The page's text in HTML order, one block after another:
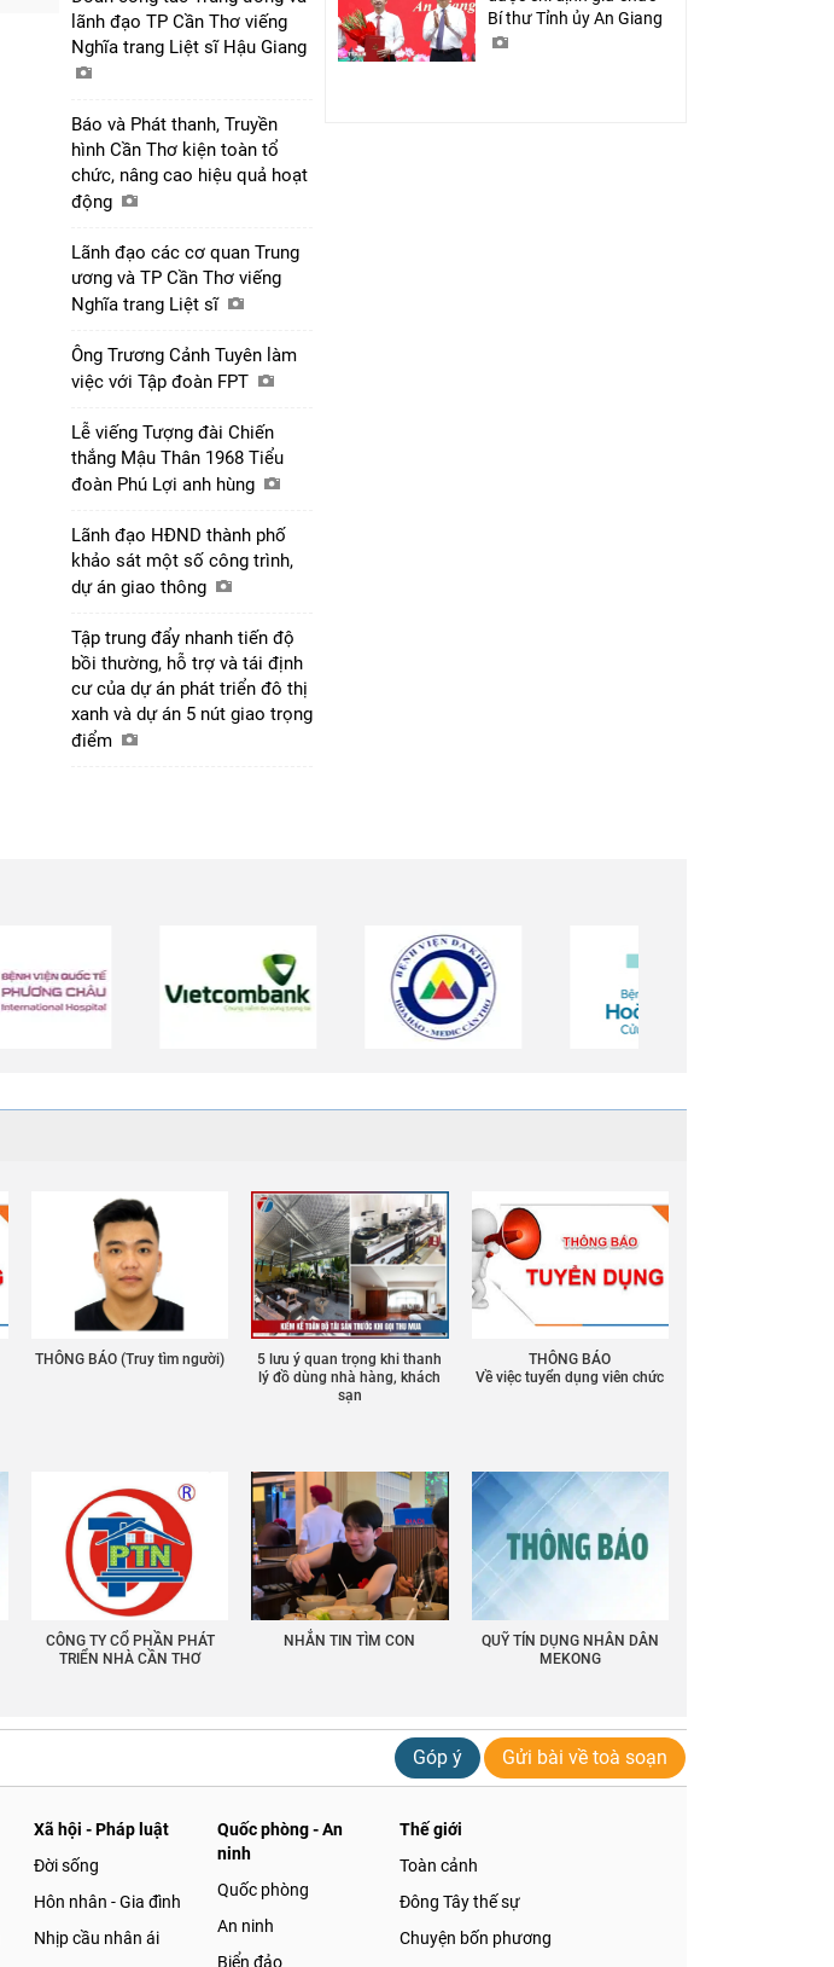
lãnh đạo TP Cần Thơ viếng
Nghĩa trang Liệt sĩ Hậu Giang
Báo và Phát thanh, Truyền
hình Cần Thơ kiện toàn tổ
chức, nâng cao hiệu quả hoạt
động
Lãnh đạo các cơ quan Trung
ương và TP Cần Thơ viếng
Nghĩa trang Liệt sĩ
Ông Trương Cảnh Tuyên làm
việc với Tập đoàn FPT
Lễ viếng Tượng đài Chiến
thắng Mậu Thân 1968 Tiểu
đoàn Phú Lợi anh hùng
Lãnh đạo HĐND thành phố
khảo sát một số công trình,
dự án giao thông
Tập trung đẩy nhanh tiến độ
bồi thường, hỗ trợ và tái định
cư của dự án phát triển đô thị
xanh và dự án 5 nút giao trọng
điểm
Bí thư Tỉnh ủy An Giang
THÔNG BÁO (Truy tìm người)
5 lưu ý quan trọng khi thanh
lý đồ dùng nhà hàng, khách
sạn
THÔNG BÁO
Về việc tuyển dụng viên chức
CÔNG TY CỔ PHẦN PHÁT
TRIỂN NHÀ CẦN THƠ
NHẮN TIN TÌM CON
QUỸ TÍN DỤNG NHÂN DÂN
MEKONG
Góp ý Gửi bài về toà soạn
Xã hội - Pháp luật
Đời sống
Hôn nhân - Gia đình
Nhịp cầu nhân ái
Quốc phòng - An
ninh
Quốc phòng
An ninh
Biển đảo
Thế giới
Toàn cảnh
Đông Tây thế sự
Chuyện bốn phương